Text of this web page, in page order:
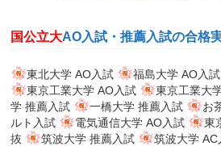
国公立大AO入試・推薦入試の合格
東北大学 AO入試 福島大学 AO入試
東京工業大学 AO入試
東京工業大
学 推薦入試
一橋大学 推薦入試
お
ルト入試
電気通信大学 AO入試
東
抜
筑波大学 推薦入試 筑波大学 AC